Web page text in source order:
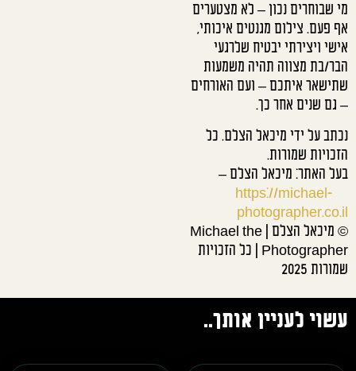
מי שבוחרים נכון – לא מצטערים
אף פעם. צילום מגנטים איכותי,
אישי ויצירתי יבטיח שלרגעי
הבר/בת מצווה תהיה משמעות
שתישאר איתכם – ועם האורחים
– גם שנים אחר כך.
נכתב על ידי מיכאל הצלם. כל
הזכויות שמורות.
בעל האתר: מיכאל הצלם –
https://michael-
photographer.co.il
© מיכאל הצלם | Michael the
Photographer | כל הזכויות
שמורות 2025
עשוי לעניין אותך..